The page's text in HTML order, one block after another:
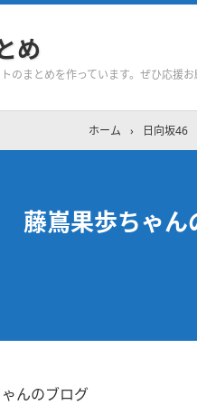
め
のまとめを作っています。ぜひ応援お
ホーム › 日向坂46
藤嶌果歩ちゃ
んのブログ